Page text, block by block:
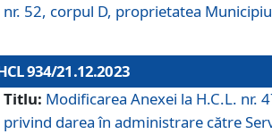
nr. 52, corpul D, proprietatea
934/21.12.2023
Titlu: Modificarea Anexei la H.C.L. nr.
privind darea în administrare către